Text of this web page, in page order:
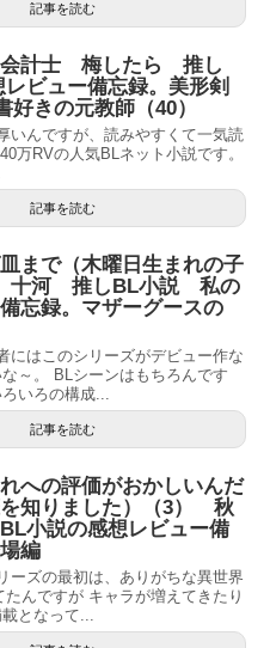
記事を読む
会計士 梅したら 推し
ビュー備忘録。美形剣
好きの元教師（40）
いんですが、読みやすくて一気読
万RVの人気BLネット小説です。
記事を読む
まで（木曜日生まれの子
十河 推しBL小説 私の
忘録。マザーグースの
にはこのシリーズがデビュー作な
～。 BLシーンはもちろんです
いろの構成...
記事を読む
への評価がおかしいんだ
知りました）（3） 秋
小説の感想レビュー備
編
ーズの最初は、ありがちな異世界
んですが キャラが増えてきたり
となって...